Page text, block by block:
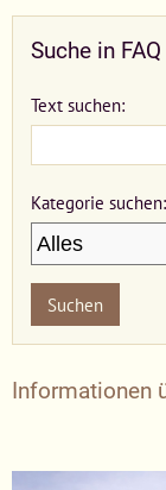
Suche in FAQ
Text suchen:
Kategorie suchen:
Suchen
Informationen